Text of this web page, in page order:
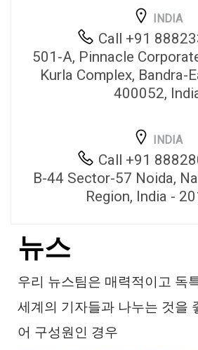
뉴스
우리 뉴스팀은 매력적이고 독
세계의 기자들과 나누는 것을
어 구성원인 경우
INDIA
Call +91
501-A, Pinnacle
Kurla Complex, Bandra-
400052,
INDIA
Call +91
B-44 Sector-57 Noida,
Region, India -